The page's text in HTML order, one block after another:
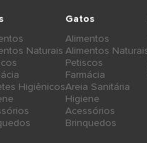
Naturais
Higiênicos
Gatos
Alimentos
Alimentos
Petiscos
Farmácia
Areia Sanitária
Higiene
Acessórios
Brinquedos